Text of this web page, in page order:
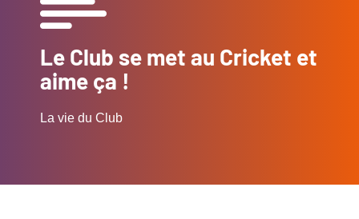
Le Club se met au Cricket et
aime ça !
La vie du Club